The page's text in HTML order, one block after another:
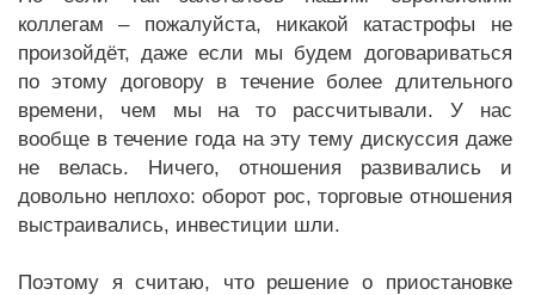
коллегам – пожалуйста, никакой катастрофы не
произойдёт, даже если мы будем договариваться
по этому договору в течение более длительного
времени, чем мы на то рассчитывали. У нас
вообще в течение года на эту тему дискуссия даже
не велась. Ничего, отношения развивались и
довольно неплохо: оборот рос, торговые отношения
выстраивались, инвестиции шли.
Поэтому я считаю, что решение о приостановке